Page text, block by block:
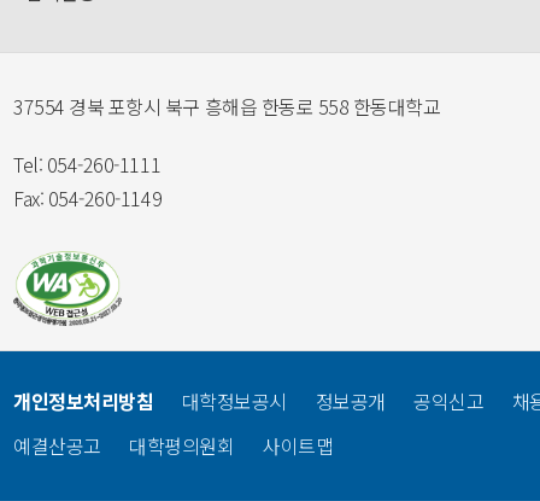
37554 경북 포항시 북구 흥해읍 한동로 558 한동대학교
Tel: 054-260-1111
Fax: 054-260-1149
개인정보처리방침 대학정보공시 정보공개 공익신고
채
예결산공고
대학평의원회 사이트맵